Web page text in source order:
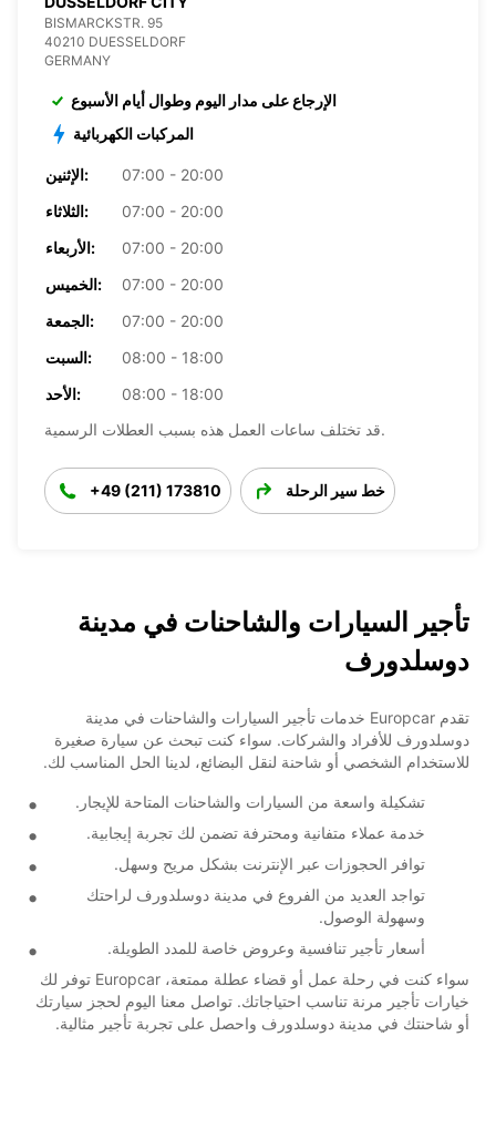
BISMARCKSTR. 95
40210 DUESSELDORF
GERMANY
الإرجاع على مدار اليوم وطوال أيام الأسبوع
المركبات الكهربائية
الإثنين:
07:00 - 20:00
الثلاثاء:
07:00 - 20:00
الأربعاء:
07:00 - 20:00
الخميس:
07:00 - 20:00
الجمعة:
07:00 - 20:00
السبت:
08:00 - 18:00
الأحد:
08:00 - 18:00
قد تختلف ساعات العمل هذه بسبب العطلات الرسمية.
+49 (211) 173810 خط سير الرحلة
تأجير السيارات والشاحنات في مدينة
دوسلدورف
تقدم Europcar خدمات تأجير السيارات والشاحنات في مدينة
دوسلدورف للأفراد والشركات. سواء كنت تبحث عن سيارة صغيرة
للاستخدام الشخصي أو شاحنة لنقل البضائع، لدينا الحل المناسب لك.
تشكيلة واسعة من السيارات والشاحنات المتاحة للإيجار.
خدمة عملاء متفانية ومحترفة تضمن لك تجربة إيجابية.
توافر الحجوزات عبر الإنترنت بشكل مريح وسهل.
تواجد العديد من الفروع في مدينة دوسلدورف لراحتك
وسهولة الوصول.
أسعار تأجير تنافسية وعروض خاصة للمدد الطويلة.
سواء كنت في رحلة عمل أو قضاء عطلة ممتعة، Europcar توفر لك
خيارات تأجير مرنة تناسب احتياجاتك. تواصل معنا اليوم لحجز سيارتك
أو شاحنتك في مدينة دوسلدورف واحصل على تجربة تأجير مثالية.